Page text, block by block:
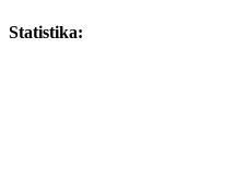
Statistika: